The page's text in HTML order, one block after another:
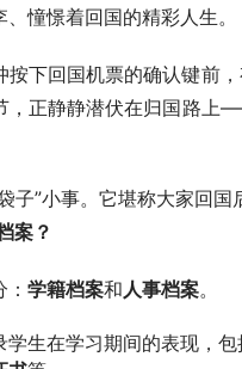
憧憬着回国的精彩人生。
按下回国机票的确认键前
，正静静潜伏在归国路上
子”小事。它堪称大家回国
案？
学籍档案和人事档案。
学生在学习期间的表现，包